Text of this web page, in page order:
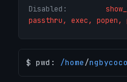
Disabled:
passthru, exec, popen,
$ pwd: /home/ngbycoco